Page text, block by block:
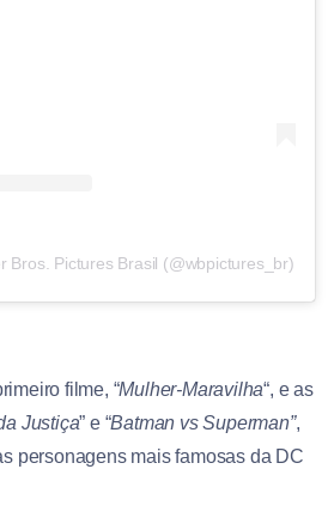
Bros. Pictures Brasil (@wbpictures_br)
filme, “Mulher-Maravilha“, e as
Justiça” e “Batman vs Superman”,
personagens mais famosas da DC